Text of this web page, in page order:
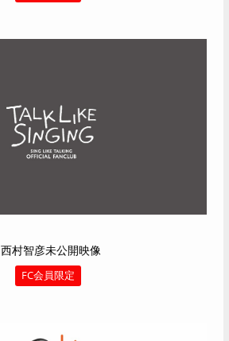
西村智彦未公開映像
FC会員限定